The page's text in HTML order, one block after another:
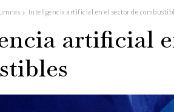
Inteligencia artificial en el sector de
artificial